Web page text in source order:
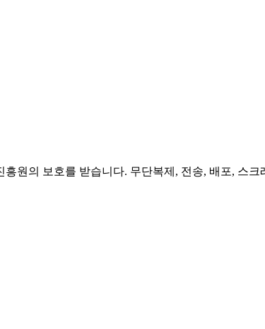
원의 보호를 받습니다. 무단복제, 전송, 배포, 스